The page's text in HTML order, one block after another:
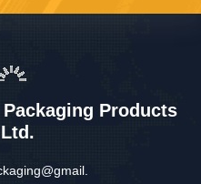
Products